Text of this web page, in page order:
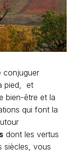
conjuguer
pied, et
bien-être et la
qui font la
dont les vertus
siècles, vous